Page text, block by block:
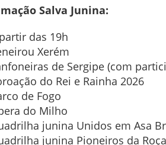
Salva Junina:
das 19h
Xerém
de Sergipe (com
do Rei e Rainha 2026
de Fogo
do Milho
junina Unidos em Asa
junina Pioneiros da Roça